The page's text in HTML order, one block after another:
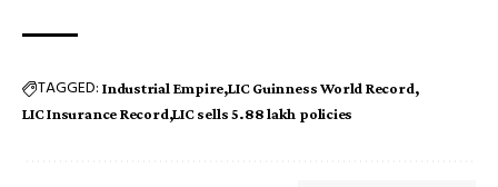
TAGGED: Industrial Empire LIC Guinness World Record
LIC Insurance Record LIC sells 5.88 lakh policies